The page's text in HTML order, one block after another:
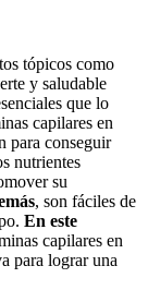
tópicos como
y saludable
que lo
capilares en
para conseguir
nutrientes
su
, son fáciles de
En este
capilares en
para lograr una